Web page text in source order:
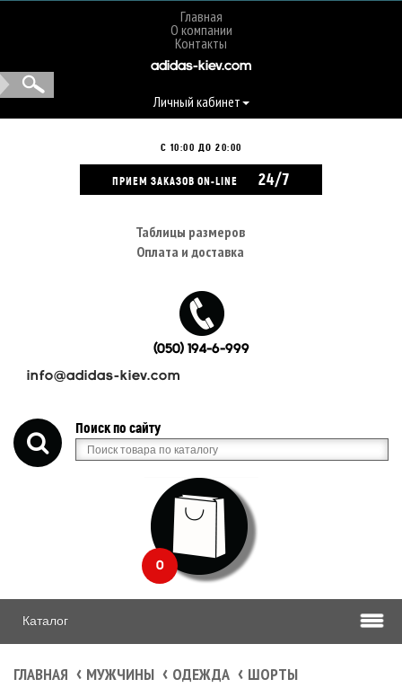
Главная
О компании
Контакты
adidas-kiev.com
Личный кабинет
С 10:00 ДО 20:00
ПРИЕМ ЗАКАЗОВ ON-LINE 24/7
Таблицы размеров
Оплата и доставка
(050) 194-6-999
info@adidas-kiev.com
Поиск по сайту
0
Каталог
ГЛАВНАЯ МУЖЧИНЫ ОДЕЖДА ШОРТЫ